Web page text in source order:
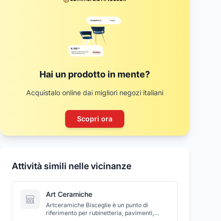
Hai un prodotto in mente?
Acquistalo online dai migliori negozi italiani
Scopri ora
Attività simili nelle vicinanze
Art Ceramiche
Artceramiche Bisceglie è un punto di
riferimento per rubinetteria, pavimenti,